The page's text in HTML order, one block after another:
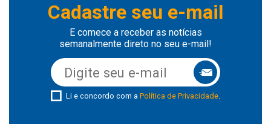
Cadastre seu e-mail
E comece a receber as notícias
semanalmente direto no seu e-mail!
Li e concordo com a Política de Privacidade.